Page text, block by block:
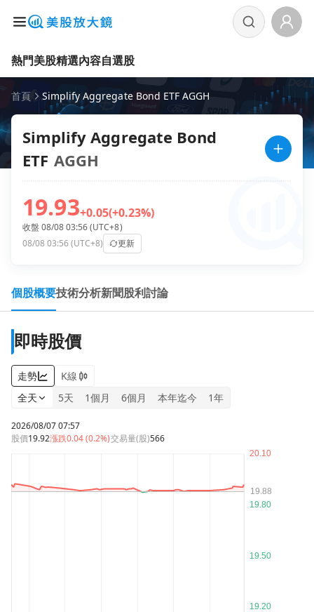
熱門美股精選內容自選股
首頁 Simplify Aggregate Bond ETF AGGH
Simplify Aggregate Bond
ETF AGGH
19.93+0.05(+0.23%)
收盤 08/08 03:56 (UTC+8)
08/08 03:56 (UTC+8)
更新
個股概要技術分析新聞股利討論
即時股價
走勢
K線
全天
5天 1個月 6個月 本年迄今 1年
2026/08/07 07:57
股價19.92漲跌0.04 (0.2%)交易量(股)566